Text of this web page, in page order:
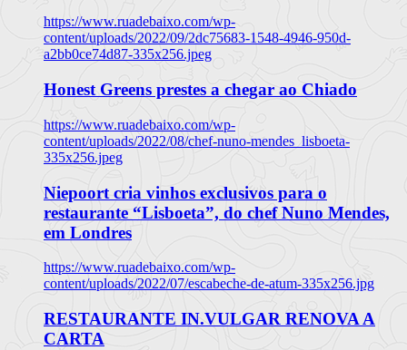
https://www.ruadebaixo.com/wp-
content/uploads/2022/09/2dc75683-1548-4946-950d-
a2bb0ce74d87-335x256.jpeg
Honest Greens prestes a chegar ao Chiado
https://www.ruadebaixo.com/wp-
content/uploads/2022/08/chef-nuno-mendes_lisboeta-
335x256.jpeg
Niepoort cria vinhos exclusivos para o
restaurante “Lisboeta”, do chef Nuno Mendes,
em Londres
https://www.ruadebaixo.com/wp-
content/uploads/2022/07/escabeche-de-atum-335x256.jpg
RESTAURANTE IN.VULGAR RENOVA A
CARTA